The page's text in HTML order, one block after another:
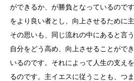
ができるか、が勝負となっているので
をより良い者とし、向上させるために
その思いも、同じ流れの中にあると言
自分をどう高め、向上させることがで
いるのです。それによって人生の支え
るのです。主イエスに従うことも、つ